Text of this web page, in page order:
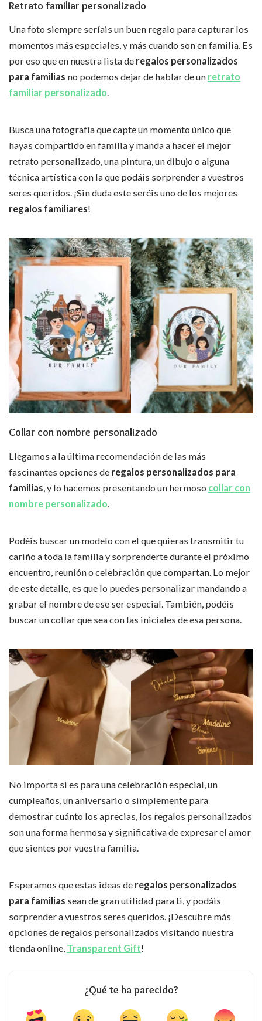
Retrato familiar personalizado
Una foto siempre seríais un buen regalo para capturar los
momentos más especiales, y más cuando son en familia. Es
por eso que en nuestra lista de regalos personalizados
para familias no podemos dejar de hablar de un retrato
familiar personalizado.
Busca una fotografía que capte un momento único que
hayas compartido en familia y manda a hacer el mejor
retrato personalizado, una pintura, un dibujo o alguna
técnica artística con la que podáis sorprender a vuestros
seres queridos. ¡Sin duda este seréis uno de los mejores
regalos familiares!
Collar con nombre personalizado
Llegamos a la última recomendación de las más
fascinantes opciones de regalos personalizados para
familias, y lo hacemos presentando un hermoso collar con
nombre personalizado.
Podéis buscar un modelo con el que quieras transmitir tu
cariño a toda la familia y sorprenderte durante el próximo
encuentro, reunión o celebración que compartan. Lo mejor
de este detalle, es que lo puedes personalizar mandando a
grabar el nombre de ese ser especial. También, podéis
buscar un collar que sea con las iniciales de esa persona.
No importa si es para una celebración especial, un
cumpleaños, un aniversario o simplemente para
demostrar cuánto los aprecias, los regalos personalizados
son una forma hermosa y significativa de expresar el amor
que sientes por vuestra familia.
Esperamos que estas ideas de regalos personalizados
para familias sean de gran utilidad para ti, y podáis
sorprender a vuestros seres queridos. ¡Descubre más
opciones de regalos personalizados visitando nuestra
tienda online, Transparent Gift!
¿Qué te ha parecido?